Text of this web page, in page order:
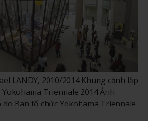
LANDY, 2010/2014 Khung cảnh lắp
Triennale 2014 Ảnh:
do Ban tổ chức Yokohama Triennale